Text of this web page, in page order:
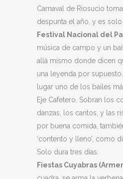
Carnaval de Riosucio
despunta el año, y es
Festival Nacional del
música de campo y un
allá mismo donde dicen
una leyenda por
lugar uno de los bailes
Eje Cafetero. Sobran los
danzas, los cantos, y las
por buena comida,
‘contento y lleno’, como
Solo dura tres días.
Fiestas Cuyabras